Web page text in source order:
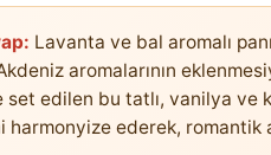
Lavanta ve bal aromalı
aromalarının
set edilen bu tatlı, vanilya ve
harmonyize ederek, romantik